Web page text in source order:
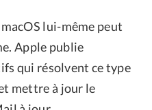
lui-même peut
Apple publie
qui résolvent ce type
mettre à jour le